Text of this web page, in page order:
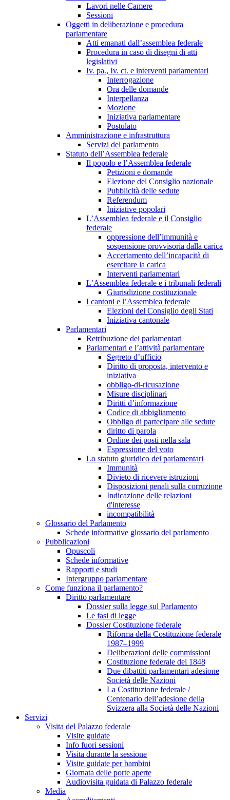
Lavori nelle Camere
Sessioni
Oggetti in deliberazione e procedura
parlamentare
Atti emanati dall’assemblea federale
Procedura in caso di disegni di atti
legislativi
Iv. pa., Iv. ct. e interventi parlamentari
Interrogazione
Ora delle domande
Interpellanza
Mozione
Iniziativa parlamentare
Postulato
Amministrazione e infrastruttura
Servizi del parlamento
Statuto dell’Assemblea federale
Il popolo e l’Assemblea federale
Petizioni e domande
Elezione del Consiglio nazionale
Pubblicità delle sedute
Referendum
Iniziative popolari
L’Assemblea federale e il Consiglio
federale
oppressione dell’immunità e
sospensione provvisoria dalla carica
Accertamento dell’incapacità di
esercitare la carica
Interventi parlamentari
L’Assemblea federale e i tribunali federali
Giurisdizione costituzionale
I cantoni e l’Assemblea federale
Elezioni del Consiglio degli Stati
Iniziativa cantonale
Parlamentari
Retribuzione dei parlamentari
Parlamentari e l’attività parlamentare
Segreto d’ufficio
Diritto di proposta, intervento e
iniziativa
obbligo-di-ricusazione
Misure disciplinari
Diritti d’informazione
Codice di abbigliamento
Obbligo di partecipare alle sedute
diritto di parola
Ordine dei posti nella sala
Espressione del voto
Lo statuto giuridico dei parlamentari
Immunità
Divieto di ricevere istruzioni
Disposizioni penali sulla corruzione
Indicazione delle relazioni
d'interesse
incompatibilità
Glossario del Parlamento
Schede informative glossario del parlamento
Pubblicazioni
Opuscoli
Schede informative
Rapporti e studi
Intergruppo parlamentare
Come funziona il parlamento?
Diritto parlamentare
Dossier sulla legge sul Parlamento
Le fasi di legge
Dossier Costituzione federale
Riforma della Costituzione federale
1987–1999
Deliberazioni delle commissioni
Costituzione federale del 1848
Due dibattiti parlamentari adesione
Società delle Nazioni
La Costituzione federale /
Centenario dell’adesione della
Svizzera alla Società delle Nazioni
Servizi
Visita del Palazzo federale
Visite guidate
Info fuori sessioni
Visita durante la sessione
Visite guidate per bambini
Giornata delle porte aperte
Audiovisita guidata di Palazzo federale
Media